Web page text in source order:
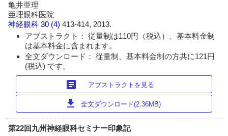
亀井亜理
亜理眼科医院
神経眼科 30 (4)413-414, 2013.
アブストラクト： 従量制は110円（税込）、基本料金制
は基本料金に含まれます。
全文ダウンロード： 従量制、基本料金制の方共に121円
(税込) です。
article アブストラクトを見る
download 全文ダウンロード(2.36MB)
第22回九州神経眼科セミナー印象記